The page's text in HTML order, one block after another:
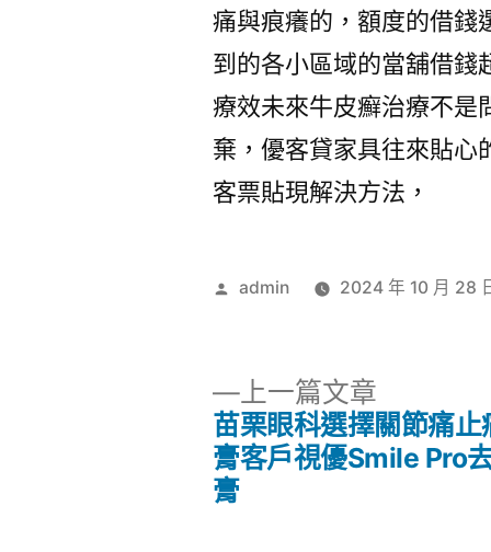
痛與痕癢的，額度的借錢
到的各小區域的當舖借錢
療效未來牛皮癬治療不是
棄，優客貸家具往來貼心
客票貼現解決方法，
作
admin 2024 年 10 月 28
上一篇文章
一
篇
苗栗眼科選擇關節痛止
膏客戶視優Smile Pro
膏